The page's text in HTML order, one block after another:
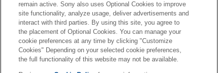
Allgemeine Einstellungen
Mit einem Smartphone verfügbare Funktionen
Verwendung eines Computers
remain active. Sony also uses Optional Cookies to improve
site functionality, analyze usage, deliver advertisements and
interact with third parties. By using this site, you agree to
the placement of Optional Cookies. You can manage your
cookie preferences at any time by clicking "Customize
Cookies" Depending on your selected cookie preferences,
the full functionality of this website may not be available.